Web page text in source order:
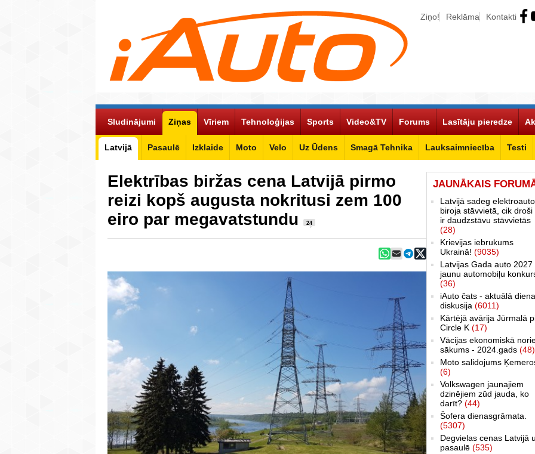
Ziņo! Reklāma Kontakti
Sludinājumi Ziņas
Latvijā Pasaulē Izklaide Moto Velo Uz Ūdens Smagā Tehnika Lauksaimniecība Testi
Vīriem Tehnoloģijas Sports Video&TV Forums Lasītāju pieredze
Elektrības biržas cena Latvijā pirmo
reizi kopš augusta nokritusi zem 100
eiro par megavatstundu
24
JAUNĀKAIS
Latvijā sadeg elektroauto
biroja stāvvietā, cik droši
ir daudzstāvu stāvvietās
(28)
Krievijas iebrukums
Ukrainā! (9035)
Latvijas Gada auto 2027
jaunu automobiļu
(36)
iAuto čats - aktuālā
diskusija (6011)
Kārtējā avārija Jūrmalā
Circle K (17)
Vācijas ekonomiskā
sākums - 2024.gads (48)
Moto salidojums
(6)
Volkswagen jaunajiem
dzinējiem zūd jauda, ko
darīt? (44)
Šofera dienasgrāmata.
(5307)
Degvielas cenas Latvijā
pasaulē (535)